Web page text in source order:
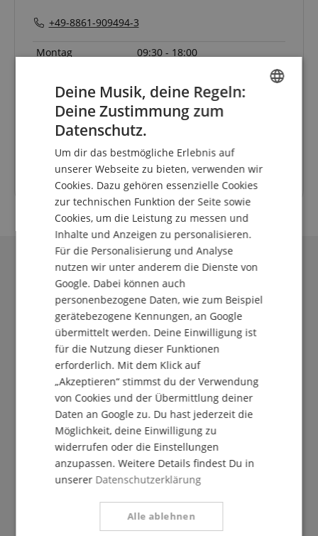
+49-8861-909494-3
Montag
09:30 - 18:00
Mittwoch
09:30 - 18:00
Donnerstag
09:30 - 18:00
Freitag
09:30 - 18:00
geschlossen
Der Kirstein Beat!
Melde Dich jetzt zu unserem Newsletter an und
sichere Dir Deinen5€ Gutschein
Mehr Info »
FRENCH
ITALIAN
SPANISH
Deine Musik, deine Regeln:
Deine Zustimmung zum
Datenschutz.
Um dir das bestmögliche Erlebnis auf
unserer Webseite zu bieten, verwenden wir
Cookies. Dazu gehören essenzielle Cookies
zur technischen Funktion der Seite sowie
Cookies, um die Leistung zu messen und
Inhalte und Anzeigen zu personalisieren.
Für die Personalisierung und Analyse
nutzen wir unter anderem die Dienste von
Google. Dabei können auch
personenbezogene Daten, wie zum Beispiel
gerätebezogene Kennungen, an Google
übermittelt werden. Deine Einwilligung ist
für die Nutzung dieser Funktionen
erforderlich. Mit dem Klick auf
„Akzeptieren“ stimmst du der Verwendung
von Cookies und der Übermittlung deiner
Daten an Google zu. Du hast jederzeit die
Möglichkeit, deine Einwilligung zu
widerrufen oder die Einstellungen
anzupassen. Weitere Details findest Du in
unserer Datenschutzerklärung
Alle ablehnen